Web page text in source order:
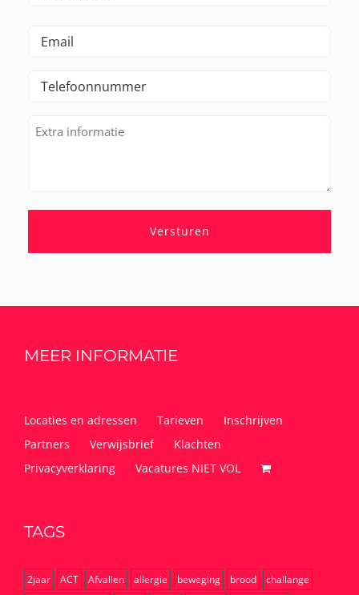
(Vereist)
Telefoonnummer
Extra
MEER INFORMATIE
Locaties en adressen Tarieven
Inschrijven
Partners
Verwijsbrief
Klachten
Privacyverklaring
Vacatures NIET VOL
TAGS
2jaar ACT Afvallen allergie beweging brood
challange